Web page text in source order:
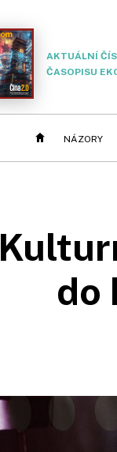
AKTUÁLNÍ
ČASOPISU
NÁZORY
do